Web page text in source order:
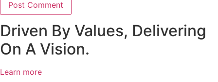
Driven By Values, Delivering
On A Vision.
Learn more